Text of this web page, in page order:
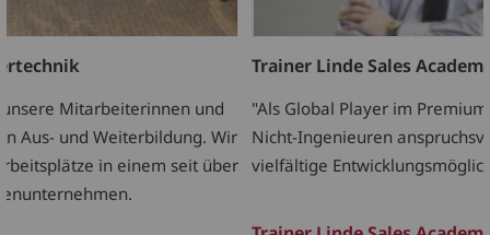
Mitarbeiterinnen und
Aus- und Weiterbildung. Wir
in einem seit über
Trainer Linde Sales
"Als Global Player im
Nicht-Ingenieuren
vielfältige